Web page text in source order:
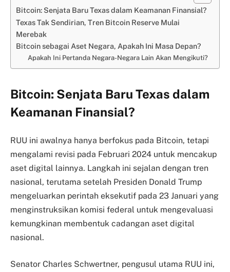
Bitcoin: Senjata Baru Texas dalam Keamanan Finansial?
Texas Tak Sendirian, Tren Bitcoin Reserve Mulai
Merebak
Bitcoin sebagai Aset Negara, Apakah Ini Masa Depan?
Apakah Ini Pertanda Negara-Negara Lain Akan Mengikuti?
Bitcoin: Senjata Baru Texas dalam
Keamanan Finansial?
RUU ini awalnya hanya berfokus pada Bitcoin, tetapi
mengalami revisi pada Februari 2024 untuk mencakup
aset digital lainnya. Langkah ini sejalan dengan tren
nasional, terutama setelah Presiden Donald Trump
mengeluarkan perintah eksekutif pada 23 Januari yang
menginstruksikan komisi federal untuk mengevaluasi
kemungkinan membentuk cadangan aset digital
nasional.
Senator Charles Schwertner, pengusul utama RUU ini,